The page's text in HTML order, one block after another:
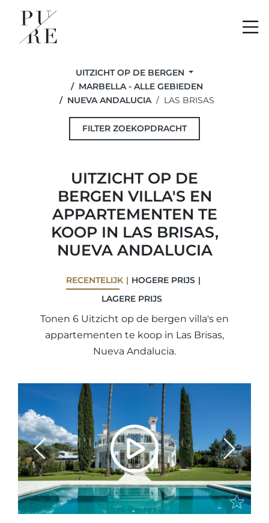
UITZICHT OP DE BERGEN
MARBELLA - ALLE GEBIEDEN
NUEVA ANDALUCIA
LAS BRISAS
FILTER ZOEKOPDRACHT
UITZICHT OP DE
BERGEN VILLA'S EN
APPARTEMENTEN TE
KOOP IN LAS BRISAS,
NUEVA ANDALUCIA
RECENTELIJK
HOGERE PRIJS
LAGERE PRIJS
Tonen 6 Uitzicht op de bergen villa's en
appartementen te koop in Las Brisas,
Nueva Andalucia.
Previous Next